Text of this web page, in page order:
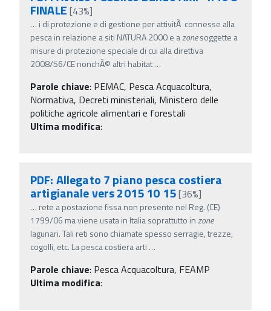
FINALE [43%]
… i di protezione e di gestione per attivitÃ connesse alla
pesca in relazione a siti NATURA 2000 e azonesoggette a
misure di protezione speciale di cui alla direttiva
2008/56/CE nonchÃ© altri habitat…
Parole chiave: PEMAC, Pesca Acquacoltura,
Normativa, Decreti ministeriali, Ministero delle
politiche agricole alimentari e forestali
Ultima modifica:
PDF: Allegato 7 piano pesca costiera
artigianale vers 2015 10 15[36%]
… rete a postazione fissa non presente nel Reg. (CE)
1799/06 ma viene usata in Italia soprattutto inzone
lagunari. Tali reti sono chiamate spesso serragie, trezze,
cogolli, etc. La pesca costiera arti …
Parole chiave: Pesca Acquacoltura, FEAMP
Ultima modifica: